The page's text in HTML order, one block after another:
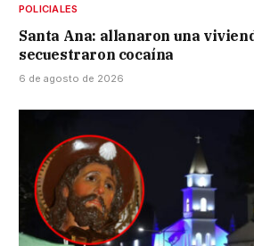
POLICIALES
Santa Ana: allanaron una
secuestraron cocaína
6 de agosto de 2026